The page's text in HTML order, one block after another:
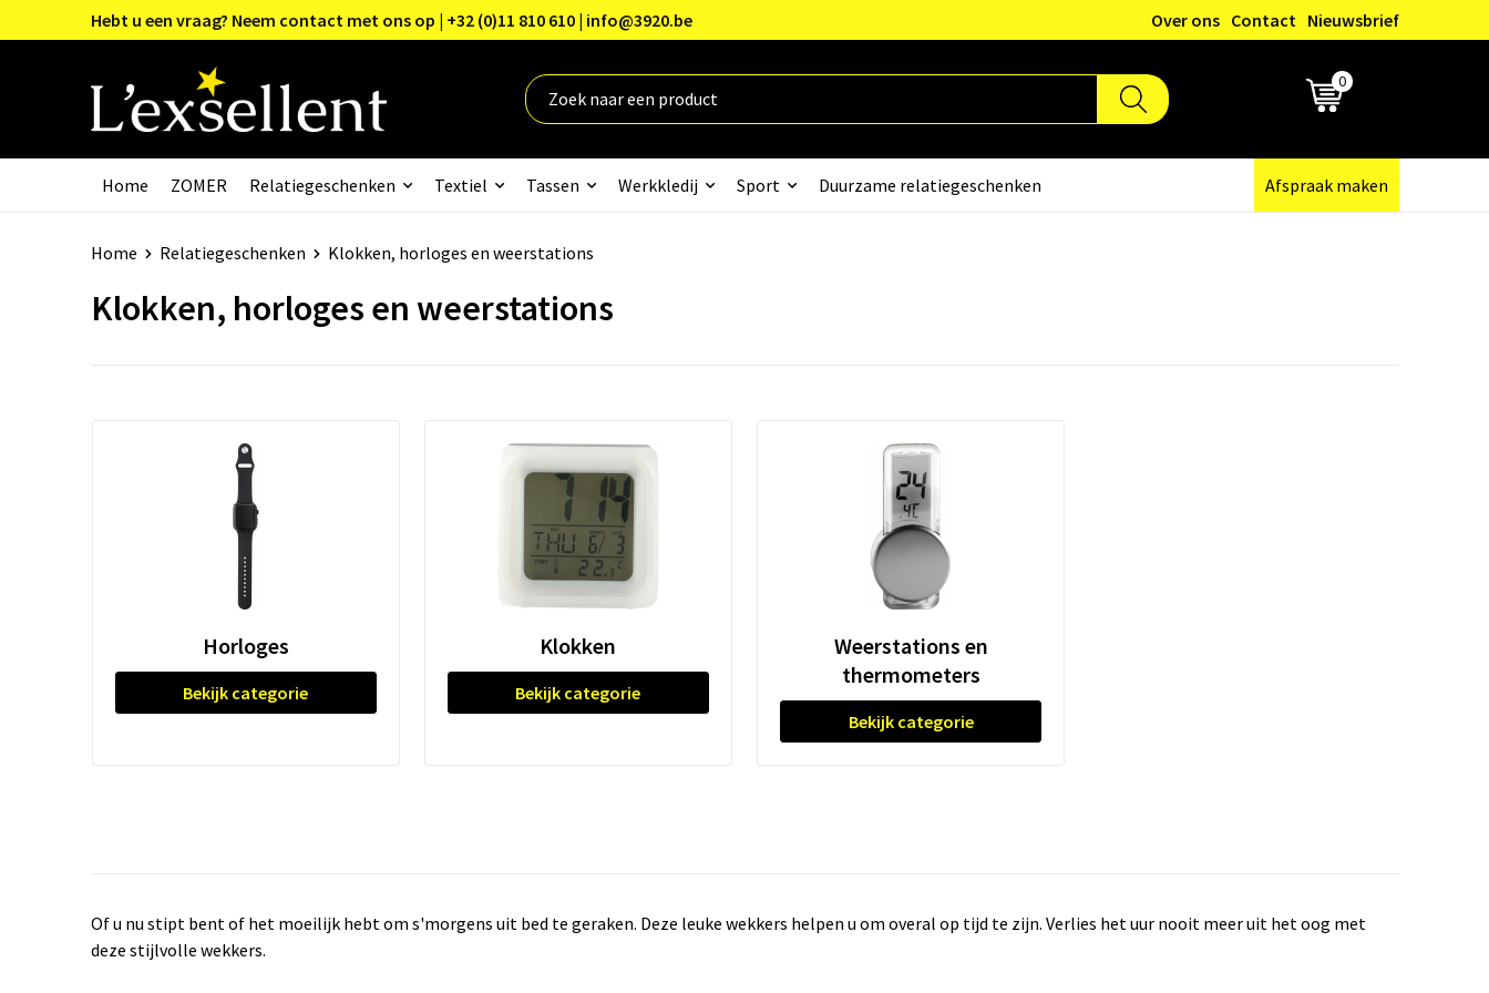
Hebt u een vraag? Neem contact met ons op | +32 (0)11 810 610 | info@3920.be Over ons Contact Nieuwsbrief
0
Home ZOMER Relatiegeschenken Textiel Tassen Werkkledij Sport Duurzame relatiegeschenken Afspraak maken
Home Relatiegeschenken Klokken, horloges en weerstations
Klokken, horloges en weerstations
Horloges
Bekijk categorie
Klokken
Bekijk categorie
Weerstations en
thermometers
Bekijk categorie
Of u nu stipt bent of het moeilijk hebt om s'morgens uit bed te geraken. Deze leuke wekkers helpen u om overal op tijd te zijn. Verlies het uur nooit meer uit het oog met
deze stijlvolle wekkers.